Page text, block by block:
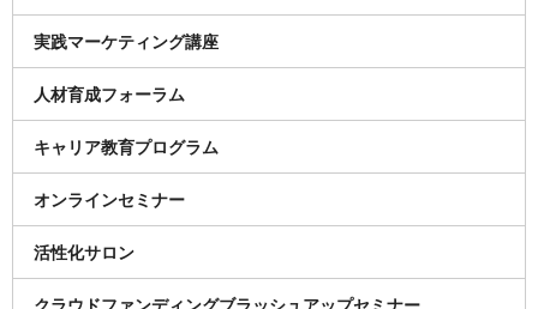
実践マーケティング講座
人材育成フォーラム
キャリア教育プログラム
オンラインセミナー
活性化サロン
クラウドファンディングブラッシュアップセミナー